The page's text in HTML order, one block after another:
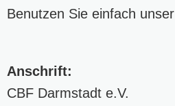
Benutzen Sie einfach unser
Anschrift:
CBF Darmstadt e.V.